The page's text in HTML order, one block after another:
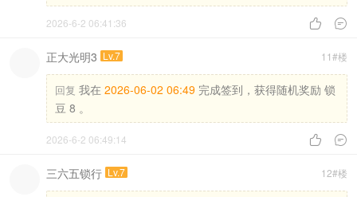
 
2026-6-2 06:41:36
11#楼
正大光明3 Lv.7
回复 我在 2026-06-02 06:49 完成签到，获得随机奖励 锁
豆 8 。
 
2026-6-2 06:49:14
12#楼
三六五锁行 Lv.7